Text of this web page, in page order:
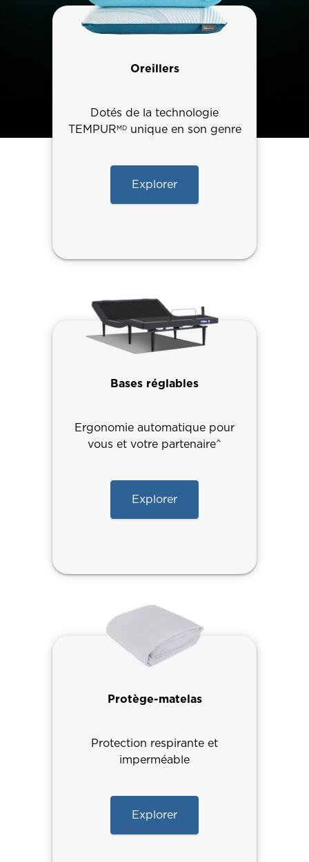
Oreillers
Dotés de la technologie
TEMPURMDunique en son genre
Explorer
Bases réglables
Ergonomie automatique pour
vous et votre partenaire^
Explorer
Protège-matelas
Protection respirante et
imperméable
Explorer